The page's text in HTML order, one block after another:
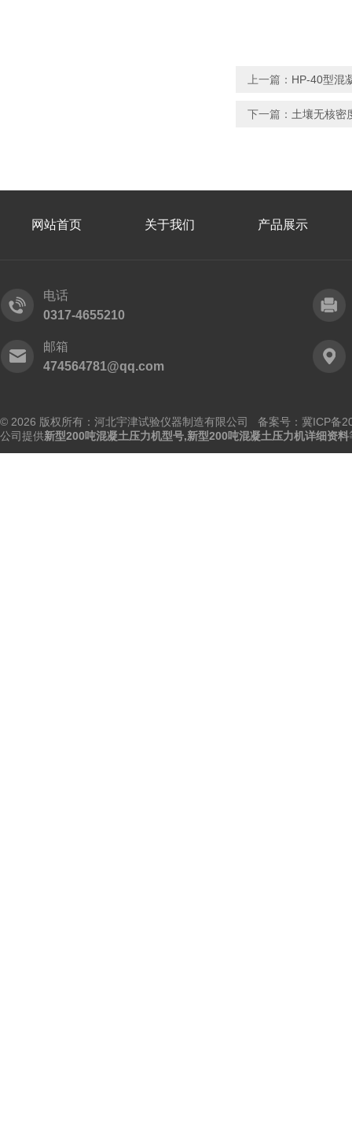
上一篇： HP-40型混
下一篇： 土壤无核密
网站首页 关于我们 产品展示
电话
0317-4655210
邮箱
474564781@qq.com
© 2026 版权所有：河北宇津试验仪器制造有限公司 备案号：冀ICP备
公司提供新型200吨混凝土压力机型号,新型200吨混凝土压力机详细资料